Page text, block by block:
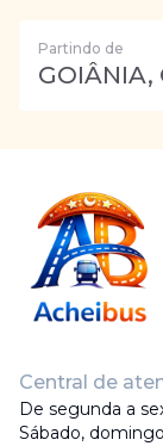
Partindo de
GOIÂNIA,
Central de
De segunda a
Sábado,